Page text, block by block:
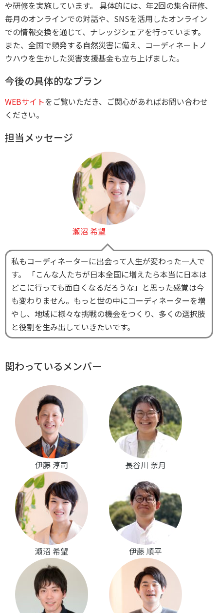
や研修を実施しています。 具体的には、年2回の集合研修、
毎月のオンラインでの対話や、SNSを活用したオンライン
での情報交換を通じて、ナレッジシェアを行っています。
また、全国で頻発する自然災害に備え、コーディネートノ
ウハウを生かした災害支援基金も立ち上げました。
今後の具体的なプラン
WEBサイトをご覧いただき、ご関心があればお問い合わせ
ください。
担当メッセージ
瀬沼 希望
私もコーディネーターに出会って人生が変わった一人で
す。 「こんな人たちが日本全国に増えたら本当に日本は
どこに行っても面白くなるだろうな」と思った感覚は今
も変わりません。もっと世の中にコーディネーターを増
やし、地域に様々な挑戦の機会をつくり、多くの選択肢
と役割を生み出していきたいです。
関わっているメンバー
伊藤 淳司 長谷川 奈月
瀬沼 希望 伊藤 順平